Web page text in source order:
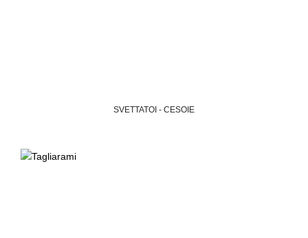
SVETTATOI - CESOIE